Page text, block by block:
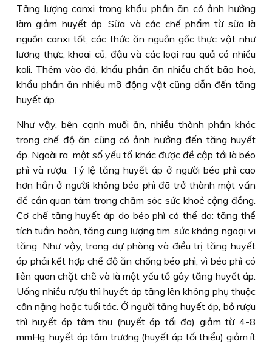
Tăng lượng canxi trong khẩu phần ăn có ảnh hưởng
làm giảm huyết áp. Sữa và các chế phẩm từ sữa là
nguồn canxi tốt, các thức ăn nguồn gốc thực vật như
lương thực, khoai củ, đậu và các loại rau quả có nhiều
kali. Thêm vào đó, khẩu phần ăn nhiều chất bão hoà,
khẩu phần ăn nhiều mỡ động vật cũng dẫn đến tăng
huyết áp.
Như vậy, bên cạnh muối ăn, nhiều thành phần khác
trong chế độ ăn cũng có ảnh hưởng đến tăng huyết
áp. Ngoài ra, một số yếu tố khác được đề cập tới là béo
phì và rượu. Tỷ lệ tăng huyết áp ở người béo phì cao
hơn hẳn ở người không béo phì đã trở thành một vấn
đề cần quan tâm trong chăm sóc sức khoẻ cộng đồng.
Cơ chế tăng huyết áp do béo phì có thể do: tăng thể
tích tuần hoàn, tăng cung lượng tim, sức kháng ngoại vi
tăng. Như vậy, trong dự phòng và điều trị tăng huyết
áp phải kết hợp chế độ ăn chống béo phì, vì béo phì có
liên quan chặt chẽ và là một yếu tố gây tăng huyết áp.
Uống nhiều rượu thì huyết áp tăng lên không phụ thuộc
cân nặng hoặc tuổi tác. Ở người tăng huyết áp, bỏ rượu
thì huyết áp tâm thu (huyết áp tối đa) giảm từ 4-8
mmHg, huyết áp tâm trương (huyết áp tối thiểu) giảm ít